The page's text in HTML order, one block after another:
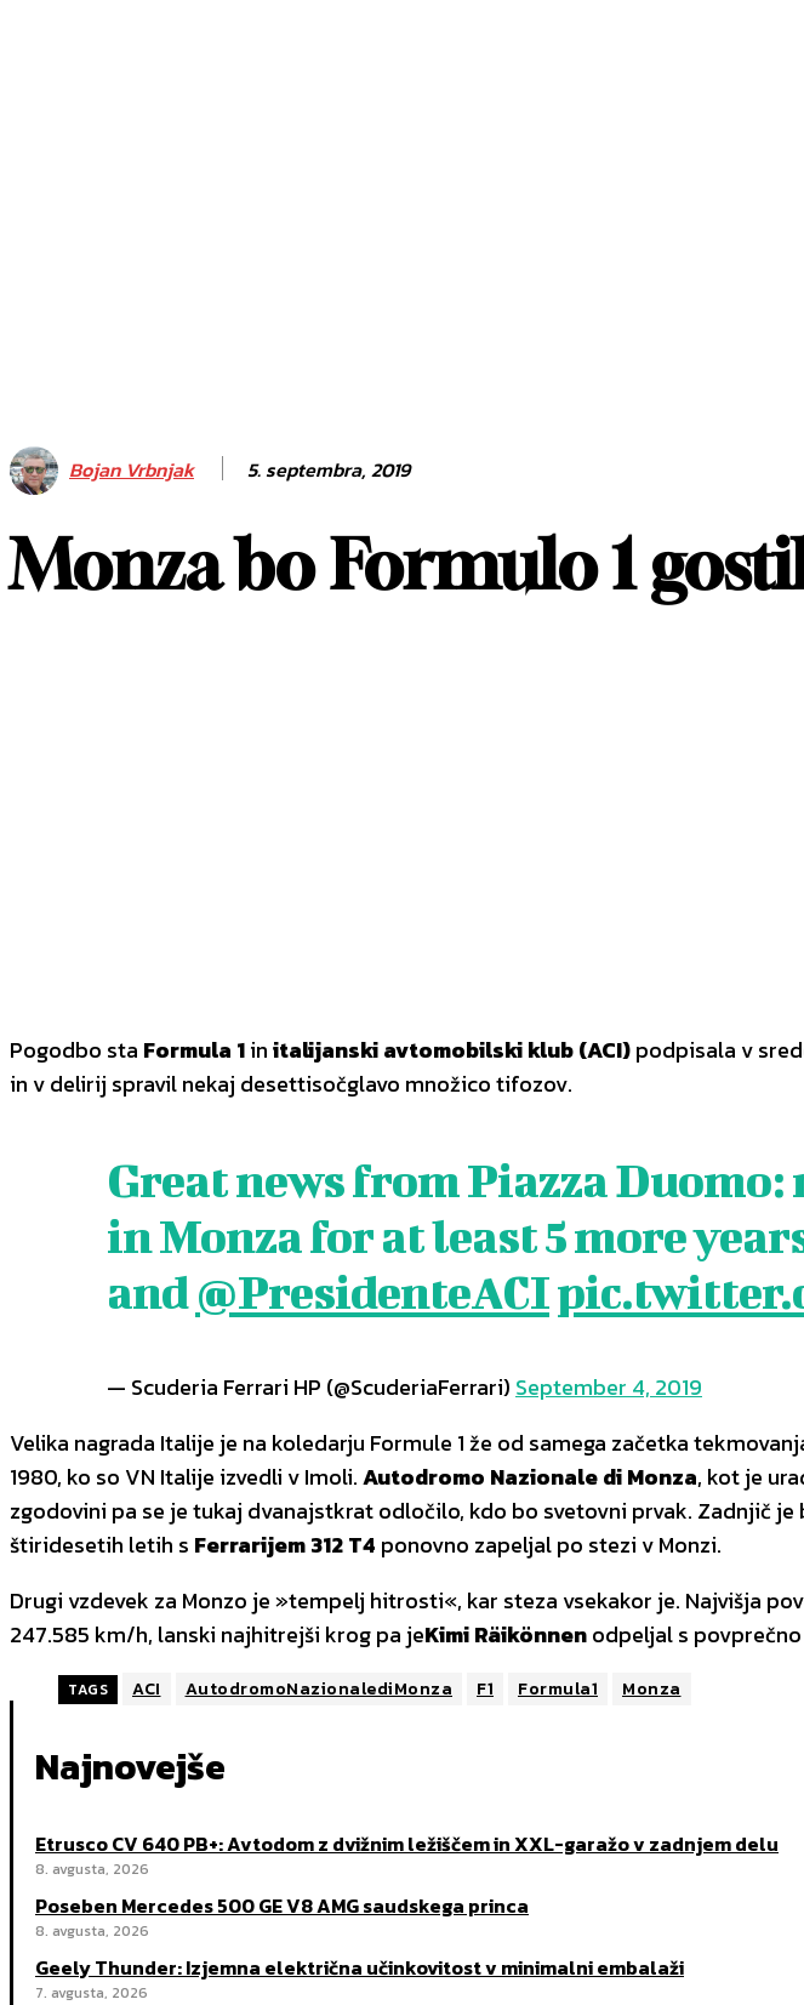
Bojan Vrbnjak 5. septembra, 2019
Monza bo Formulo 1
Pogodbo sta Formula 1initalijanski avtomobilski klub (ACI)podpisala v
in v delirij spravil nekaj desettisočglavo množico tifozov.
Great news from Piazza
in Monza for at least 5 more
and@PresidenteACI
— Scuderia Ferrari HP (@ScuderiaFerrari) September 4, 2019
Velika nagrada Italije je na koledarju Formule 1 že od samega začetka
1980, ko so VN Italije izvedli v Imoli.Autodromo Nazionale di Monza, kot je
zgodovini pa se je tukaj dvanajstkrat odločilo, kdo bo svetovni prvak. Zadnjič
štiridesetih letih s Ferrarijem 312 T4 ponovno zapeljal po stezi v Monzi.
Drugi vzdevek za Monzo je »tempelj hitrosti«, kar steza vsekakor je. Najvišja
247.585 km/h, lanski najhitrejši krog pa jeKimi Räikönnenodpeljal s
TAGS ACI AutodromoNazionalediMonza F1 Formula1 Monza
Najnovejše
Etrusco CV 640 PB+: Avtodom z dvižnim ležiščem in XXL-garažo v zadnjem delu
8. avgusta, 2026
Poseben Mercedes 500 GE V8 AMG saudskega princa
8. avgusta, 2026
Geely Thunder: Izjemna električna učinkovitost v minimalni embalaži
7. avgusta, 2026